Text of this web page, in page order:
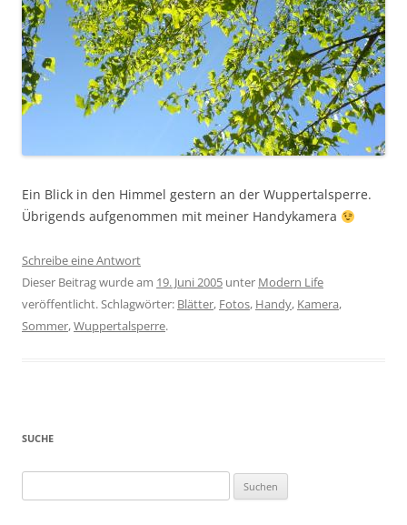
Ein Blick in den Himmel gestern an der Wuppertalsperre.
Übrigends aufgenommen mit meiner Handykamera
Schreibe eine Antwort
Dieser Beitrag wurde am 19. Juni 2005 unter Modern Life
veröffentlicht. Schlagwörter: Blätter, Fotos, Handy, Kamera,
Sommer,Wuppertalsperre.
SUCHE
nach: